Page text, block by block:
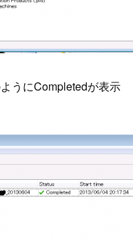
うにCompletedが表示